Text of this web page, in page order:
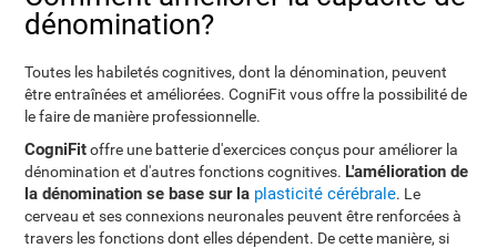
dénomination?
Toutes les habiletés cognitives, dont la dénomination, peuvent
être entraînées et améliorées. CogniFit vous offre la possibilité de
le faire de manière professionnelle.
CogniFitoffre une batterie d'exercices conçus pour améliorer la
dénomination et d'autres fonctions cognitives. L'amélioration de
la dénomination se base sur la plasticité cérébrale. Le
cerveau et ses connexions neuronales peuvent être renforcées à
travers les fonctions dont elles dépendent. De cette manière, si